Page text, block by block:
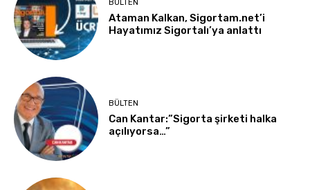
BÜLTEN
Ataman Kalkan, Sigortam.net’i
Hayatımız Sigortalı’ya anlattı
BÜLTEN
Can Kantar:”Sigorta şirketi halka
açılıyorsa…”